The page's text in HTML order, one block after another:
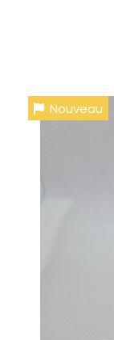
Nouveau